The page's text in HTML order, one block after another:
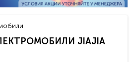
JIAJIA